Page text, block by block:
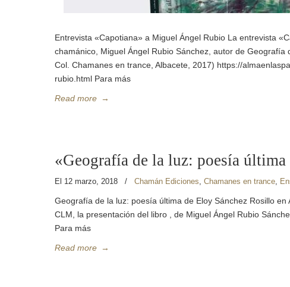
Entrevista «Capotiana» a Miguel Ángel Rubio La entrevista
chamánico, Miguel Ángel Rubio Sánchez, autor de
Col. Chamanes en trance, Albacete, 2017) https://
rubio.html Para más
Read more →
«Geografía de la luz: poesía
El 12 marzo, 2018 / Chamán Ediciones, Chamanes en trance,
Geografía de la luz: poesía última de Eloy Sánchez Rosillo
CLM, la presentación del libro , de Miguel Ángel Rubio
Para más
Read more →